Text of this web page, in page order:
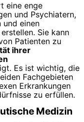
eine enge
und Psychiatern,
und einen
Sie kann
Patienten zu
ihrer
Es ist wichtig, die
Fachgebieten
Erkrankungen
zu erfüllen.
Medizin